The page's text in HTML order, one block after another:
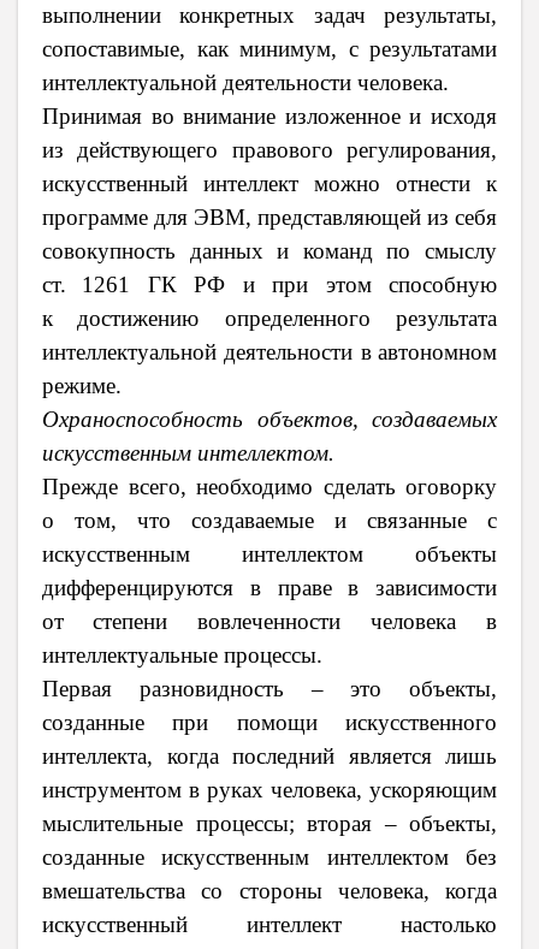
выполнении конкретных задач результаты,
сопоставимые, как минимум, с результатами
интеллектуальной деятельности человека.
Принимая во внимание изложенное и исходя
из действующего правового регулирования,
искусственный интеллект можно отнести к
программе для ЭВМ, представляющей из себя
совокупность данных и команд по смыслу
ст.
1261 ГК РФ и при этом способную
к
достижению определенного результата
интеллектуальной деятельности в автономном
режиме.
Охраноспособность объектов, создаваемых
искусственным интеллектом.
Прежде всего, необходимо сделать оговорку
о том, что создаваемые и связанные с
искусственным интеллектом объекты
дифференцируются в праве в зависимости
от
степени вовлеченности человека в
интеллектуальные процессы.
Первая разновидность – это объекты,
созданные при помощи искусственного
интеллекта, когда последний является лишь
инструментом в руках человека, ускоряющим
мыслительные процессы; вторая – объекты,
созданные искусственным интеллектом без
вмешательства со стороны человека, когда
искусственный интеллект настолько